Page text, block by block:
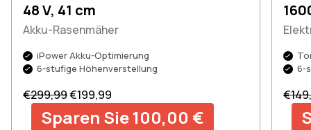
48 V, 41 cm
Akku-Rasenmäher
iPower Akku-Optimierung
6-stufige Höhenverstellung
Regular price
€299,99Sale price
€199,99
Sparen Sie 100,00 €
6-